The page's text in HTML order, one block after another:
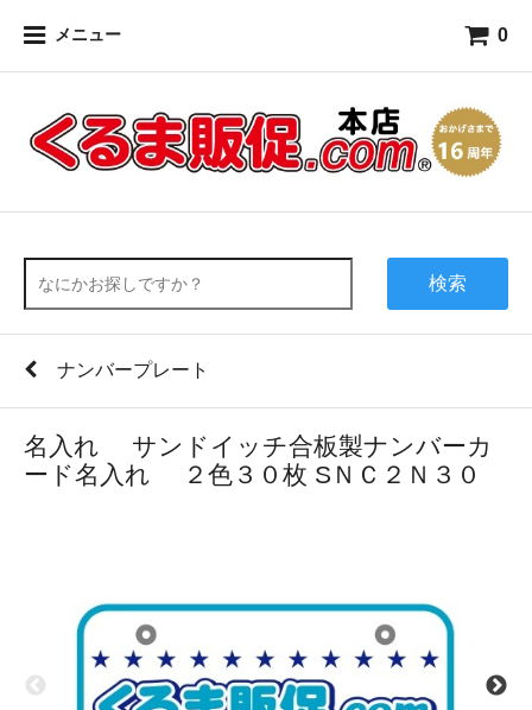
メニュー 0
検索
ナンバープレート
名入れ サンドイッチ合板製ナンバーカ
ード名入れ ２色３０枚 SＮＣ２Ｎ３０